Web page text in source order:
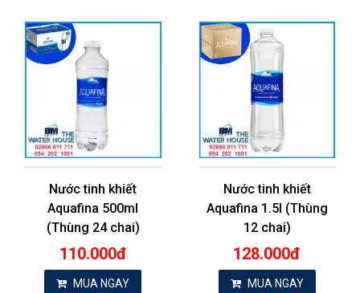
Nước tinh khiết
Aquafina 500ml
(Thùng 24 chai)
110.000đ
MUA NGAY
Nước tinh khiết
Aquafina 1.5l (Thùng
12 chai)
128.000đ
MUA NGAY